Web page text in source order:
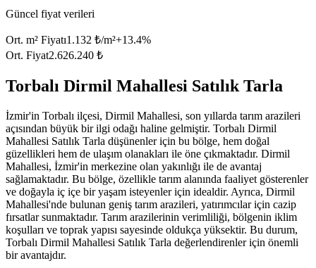
Güncel fiyat verileri
Ort. m² Fiyatı1.132 ₺/m²+13.4%
Ort. Fiyat2.626.240 ₺
Torbalı Dirmil Mahallesi Satılık Tarla
İzmir'in Torbalı ilçesi, Dirmil Mahallesi, son yıllarda tarım arazileri
açısından büyük bir ilgi odağı haline gelmiştir. Torbalı Dirmil
Mahallesi Satılık Tarla düşünenler için bu bölge, hem doğal
güzellikleri hem de ulaşım olanakları ile öne çıkmaktadır. Dirmil
Mahallesi, İzmir'in merkezine olan yakınlığı ile de avantaj
sağlamaktadır. Bu bölge, özellikle tarım alanında faaliyet gösterenler
ve doğayla iç içe bir yaşam isteyenler için idealdir. Ayrıca, Dirmil
Mahallesi'nde bulunan geniş tarım arazileri, yatırımcılar için cazip
fırsatlar sunmaktadır. Tarım arazilerinin verimliliği, bölgenin iklim
koşulları ve toprak yapısı sayesinde oldukça yüksektir. Bu durum,
Torbalı Dirmil Mahallesi Satılık Tarla değerlendirenler için önemli
bir avantajdır.